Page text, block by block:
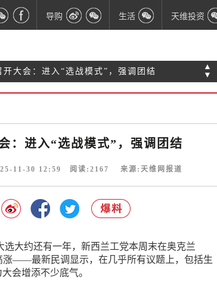
导购 生活 天维投资
开大会：进入“选战模式”，强调团结
克兰CBD圣诞巡游：圣诞老人来
▲
▼
：进入“选战模式”，强调团结
11-30 12:59 阅读: 2167 来源:天维网报道
选大约还有一年，新西兰工党本周末在奥克兰
涨——最新民调显示，在几乎所有议题上，包括生
会增添不少底气。